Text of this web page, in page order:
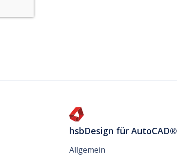
hsbDesign für AutoCAD®
Allgemein